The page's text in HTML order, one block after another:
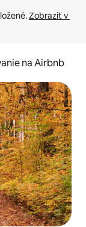
Zobraziť v
na Airbnb